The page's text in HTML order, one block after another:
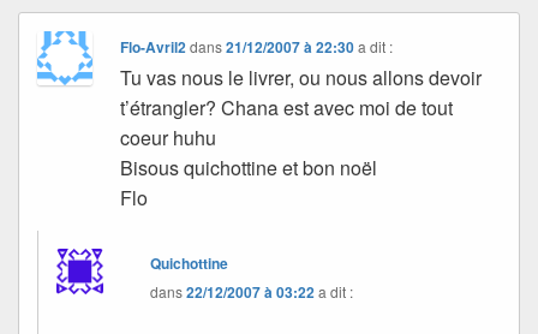
Flo-Avril2 dans21/12/2007 à 22:30 a dit :
Tu vas nous le livrer, ou nous allons devoir
t’étrangler? Chana est avec moi de tout
coeur huhu
Bisous quichottine et bon noël
Flo
Quichottine
dans22/12/2007 à 03:22 a dit :